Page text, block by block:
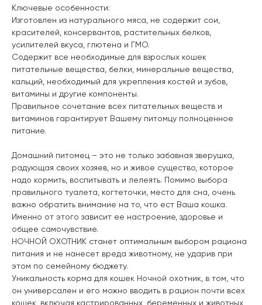
Ключевые особенности:
Изготовлен из натурального мяса, не содержит сои,
красителей, консервантов, растительных белков,
усилителей вкуса, глютена и ГМО.
Содержит все необходимые для взрослых кошек
питательные вещества, белки, минеральные вещества,
кальций, необходимый для укрепления костей и зубов,
витамины и другие компоненты.
Правильное сочетание всех питательных веществ и
витаминов гарантирует Вашему питомцу полноценное
питание.
Домашний питомец – это не только забавная зверушка,
радующая своих хозяев, но и живое существо, которое
надо кормить, воспитывать и лелеять. Помимо выбора
правильного туалета, когтеточки, место для сна, очень
важно обратить внимание на то, что ест Ваша кошка.
Именно от этого зависит ее настроение, здоровье и
общее самочувствие.
НОЧНОЙ ОХОТНИК станет оптимальным выбором рациона
питания и не нанесет вреда животному, не ударив при
этом по семейному бюджету.
Уникальность корма для кошек Ночной охотник, в том, что
он универсален и его можно вводить в рацион почти всех
кошек, включая кастрированных, беременных и животных